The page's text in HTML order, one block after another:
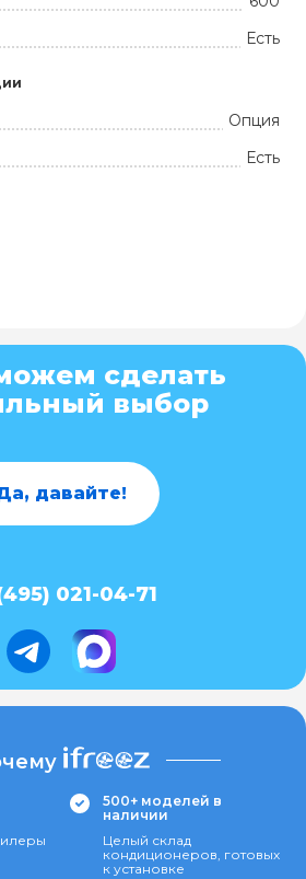
Есть
Опция
Есть
сделать
выбор
давайте!
021-04-71
500+ моделей в
наличии
Целый склад
кондиционеров, готовых
к установке